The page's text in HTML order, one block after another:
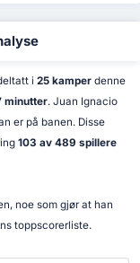
i 25 kamperdenne
minutter. Juan Ignacio
er på banen. Disse
103 av 489 spillere
noe som gjør at han
toppscorerliste.